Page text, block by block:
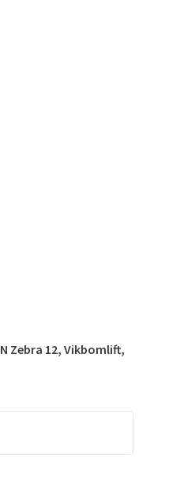
Zebra 12, Vikbomlift,